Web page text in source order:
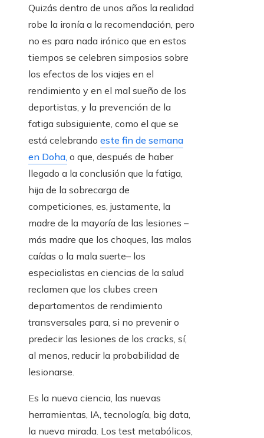
Quizás dentro de unos años la realidad
robe la ironía a la recomendación, pero
no es para nada irónico que en estos
tiempos se celebren simposios sobre
los efectos de los viajes en el
rendimiento y en el mal sueño de los
deportistas, y la prevención de la
fatiga subsiguiente, como el que se
está celebrando este fin de semana
en Doha, o que, después de haber
llegado a la conclusión que la fatiga,
hija de la sobrecarga de
competiciones, es, justamente, la
madre de la mayoría de las lesiones –
más madre que los choques, las malas
caídas o la mala suerte– los
especialistas en ciencias de la salud
reclamen que los clubes creen
departamentos de rendimiento
transversales para, si no prevenir o
predecir las lesiones de los cracks, sí,
al menos, reducir la probabilidad de
lesionarse.
Es la nueva ciencia, las nuevas
herramientas, IA, tecnología, big data,
la nueva mirada. Los test metabólicos,